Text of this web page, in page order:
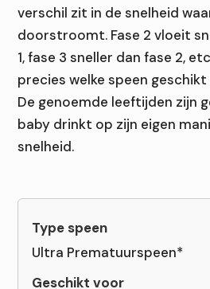
verschil zit in de snelheid
doorstroomt. Fase 2 vloeit
1, fase 3 sneller dan fase 2,
precies welke speen
De genoemde leeftijden zijn
baby drinkt op zijn eigen
snelheid.
Ultra Prematuurspeen*